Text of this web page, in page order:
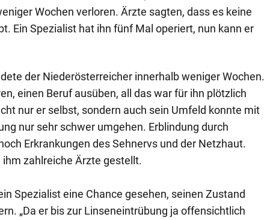
Wochen verloren. Ärzte sagten, dass es keine
Ein Spezialist hat ihn fünf Mal operiert, nun kann er
der Niederösterreicher innerhalb weniger Wochen.
einen Beruf ausüben, all das war für ihn plötzlich
nur er selbst, sondern auch sein Umfeld konnte mit
nur sehr schwer umgehen. Erblindung durch
Erkrankungen des Sehnervs und der Netzhaut.
ihm zahlreiche Ärzte gestellt.
Spezialist eine Chance gesehen, seinen Zustand
„Da er bis zur Linseneintrübung ja offensichtlich